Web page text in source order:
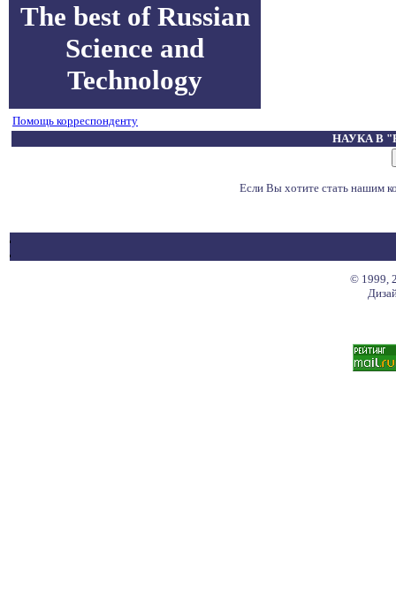
The best of Russian
Science and
Technology
Помощь корреспонденту
НАУКА В
Если Вы хотите стать нашим
© 1999,